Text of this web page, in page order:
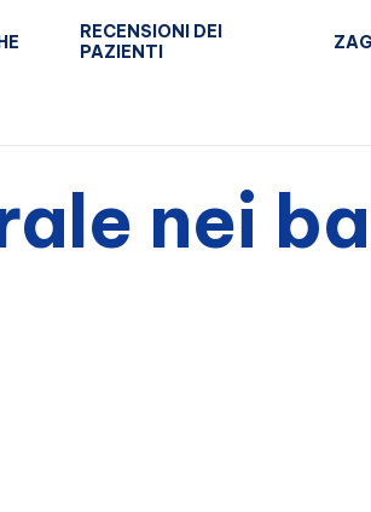
RECENSIONI DEI
PAZIENTI
nei